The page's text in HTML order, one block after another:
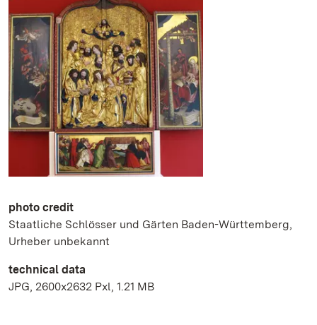
photo credit
Staatliche Schlösser und Gärten Baden-Württemberg,
Urheber unbekannt
technical data
JPG, 2600x2632 Pxl, 1.21 MB